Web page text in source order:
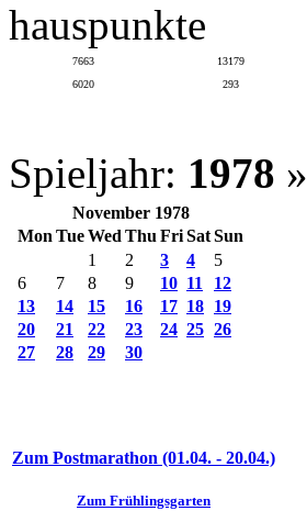
hauspunkte
7663 13179
6020
293
Spieljahr: 1978 »
November 1978
Mon TueWed Thu FriSatSun
1
2 3 4
5
6
7 8 9 10 11
12
13
14 15 16 17 18 19
20
21 22 23 24 25 26
27
28 29 30
Zum Postmarathon (01.04. - 20.04.)
Zum Frühlingsgarten